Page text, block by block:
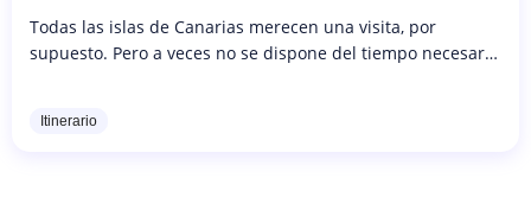
Todas las islas de Canarias merecen una visita, por
supuesto. Pero a veces no se dispone del tiempo necesario
Itinerario